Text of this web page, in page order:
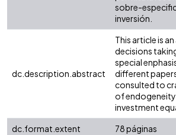
sobre-
inversión.
dc.description.abstract
This article is
decisions
special
different
consulted to
of
investment
dc.format.extent
78 páginas